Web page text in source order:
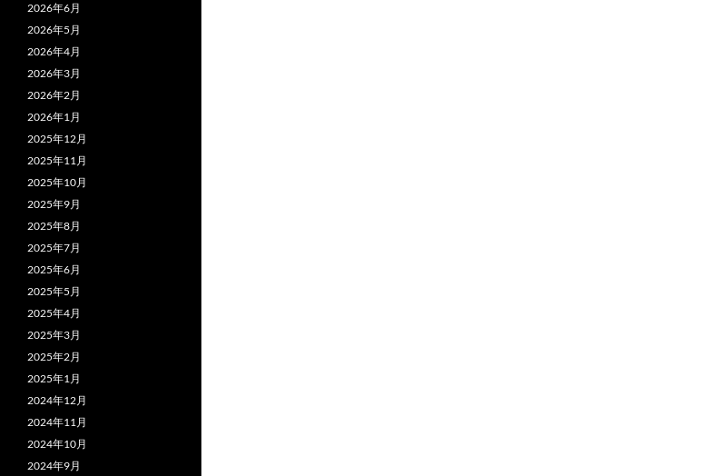
2026年6月
2026年5月
2026年4月
2026年3月
2026年2月
2026年1月
2025年12月
2025年11月
2025年10月
2025年9月
2025年8月
2025年7月
2025年6月
2025年5月
2025年4月
2025年3月
2025年2月
2025年1月
2024年12月
2024年11月
2024年10月
2024年9月